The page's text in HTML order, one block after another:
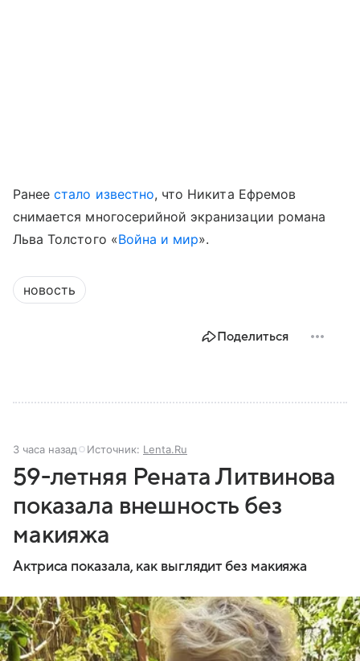
Ранеестало известно, что Никита Ефремов
снимается многосерийной экранизации романа
Льва Толстого «Война и мир».
новость
Поделиться
3 часа назад Источник: Lenta.Ru
59-летняя Рената Литвинова
показала внешность без
макияжа
Актриса показала, как выглядит без макияжа